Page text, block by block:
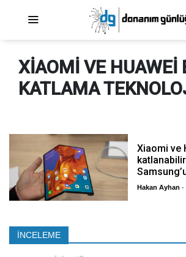
XIAOMI VE HUAWEI
KATLAMA
Xiaomi ve
Hakan Ayhan -
İNCELEME